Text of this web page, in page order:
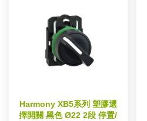
Harmony XB5系列 塑膠選
擇開關 黑色 Ø22 2段 停置/